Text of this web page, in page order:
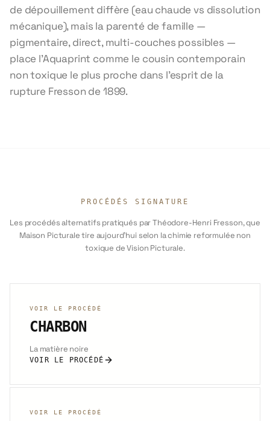
de dépouillement diffère (eau chaude vs dissolution
mécanique), mais la parenté de famille —
pigmentaire, direct, multi-couches possibles —
place l'Aquaprint comme le cousin contemporain
non toxique le plus proche dans l'esprit de la
rupture Fresson de 1899.
PROCÉDÉS SIGNATURE
Les procédés alternatifs pratiqués par Théodore-Henri Fresson, que
Maison Picturale tire aujourd'hui selon la chimie reformulée non
toxique de Vision Picturale.
VOIR LE PROCÉDÉ
CHARBON
La matière noire
VOIR LE PROCÉDÉ
VOIR LE PROCÉDÉ